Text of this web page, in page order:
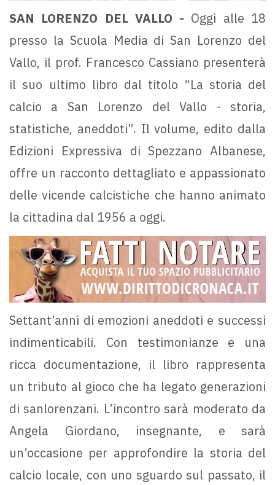
SAN LORENZO DEL VALLO - Oggi alle 18
presso la Scuola Media di San Lorenzo del
Vallo, il prof. Francesco Cassiano presenterà
il suo ultimo libro dal titolo “La storia del
calcio a San Lorenzo del Vallo - storia,
statistiche, aneddoti”. Il volume, edito dalla
Edizioni Expressiva di Spezzano Albanese,
offre un racconto dettagliato e appassionato
delle vicende calcistiche che hanno animato
la cittadina dal 1956 a oggi.
Settant’anni di emozioni aneddoti e successi
indimenticabili. Con testimonianze e una
ricca documentazione, il libro rappresenta
un tributo al gioco che ha legato generazioni
di sanlorenzani. L’incontro sarà moderato da
Angela Giordano, insegnante, e sarà
un’occasione per approfondire la storia del
calcio locale, con uno sguardo sul passato, il